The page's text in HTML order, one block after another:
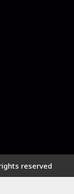
reserved